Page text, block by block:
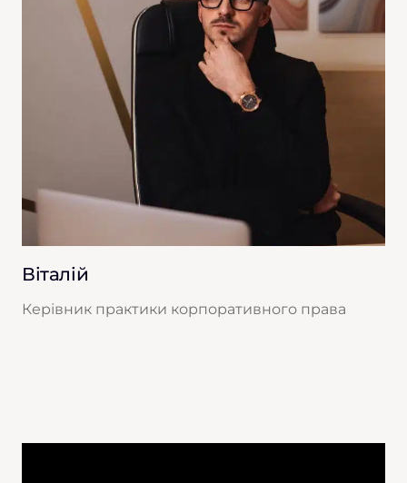
Віталій
Керівник практики корпоративного права